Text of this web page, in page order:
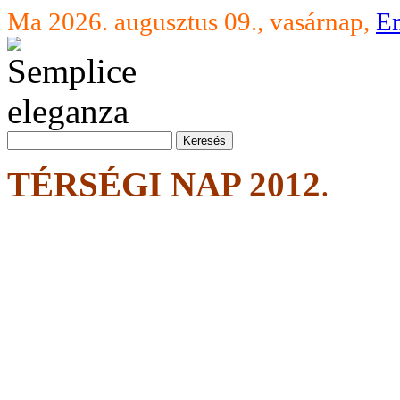
Ma 2026. augusztus 09., vasárnap,
TÉRSÉGI NAP 2012.